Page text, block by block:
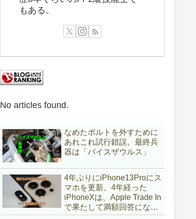
もある。
No articles found.
なめたボルトを外すために
あれこれ試行錯誤。最終兵
器は「バイスザウルス」
4年ぶりにiPhone13Proにス
マホを更新。4年経った
iPhoneXは、Apple Trade In
で果たして満額回答になる
のか？